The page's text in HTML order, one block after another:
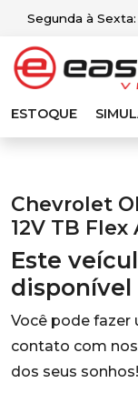
Segunda à
ESTOQUE
Chevrolet
12V TB Flex
Este
disponível
Você pode fazer
contato com
dos seus sonhos!